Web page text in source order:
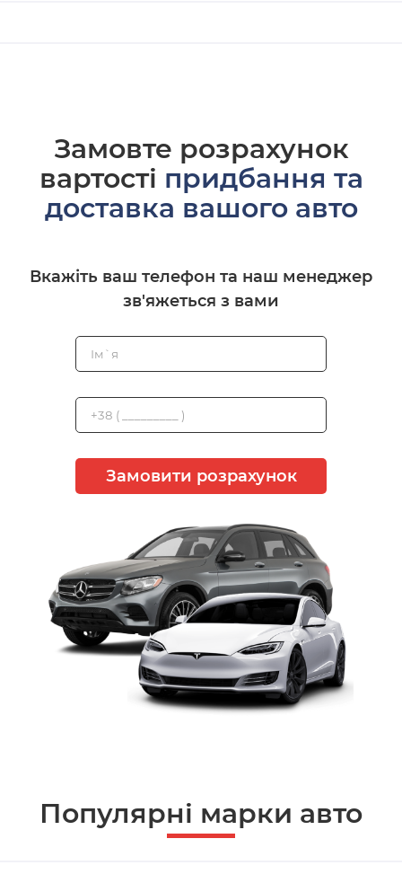
Замовте розрахунок
вартості придбання та
доставка вашого авто
Вкажіть ваш телефон та наш менеджер
зв'яжеться з вами
Замовити розрахунок
Популярні марки авто